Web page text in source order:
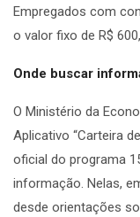
Empregados com
o valor fixo de R$
Onde buscar
O Ministério da
Aplicativo “Carteira
oficial do programa
informação. Nelas,
desde orientações